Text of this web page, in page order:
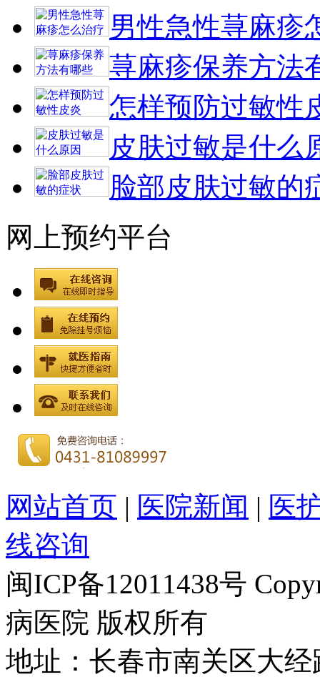
男性急性荨麻疹
荨麻疹保养方法
怎样预防过敏性
皮肤过敏是什么
脸部皮肤过敏的
网上预约平台
网站首页 | 医院新闻 | 医
线咨询
闽ICP备12011438号
病医院 版权所有
地址：长春市南关区大